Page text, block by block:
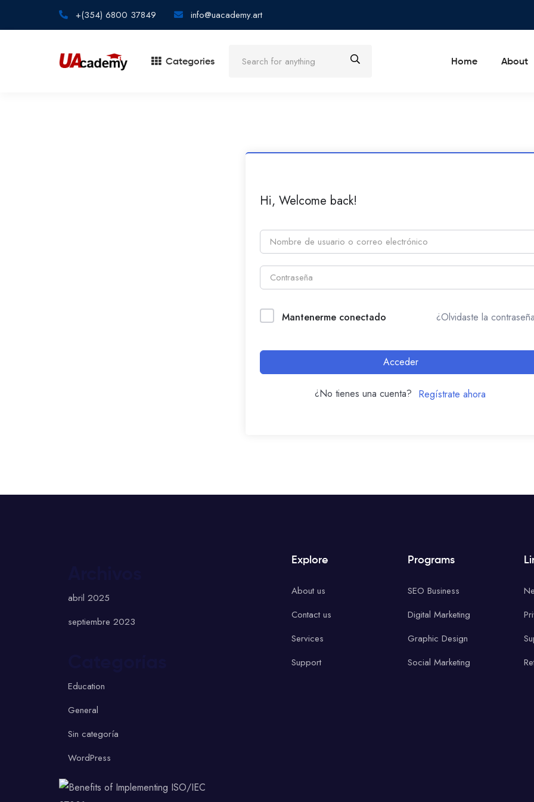
+(354) 6800 37849 info@uacademy.art
Categories Home About
Hi, Welcome back!
Mantenerme conectado ¿Olvidaste la
Acceder
¿No tienes una cuenta? Regístrate ahora
abril 2025
septiembre 2023
Education
General
Sin categoría
WordPress
Explore
About us
Contact us
Services
Support
Programs
SEO Business
Digital Marketing
Graphic Design
Social Marketing